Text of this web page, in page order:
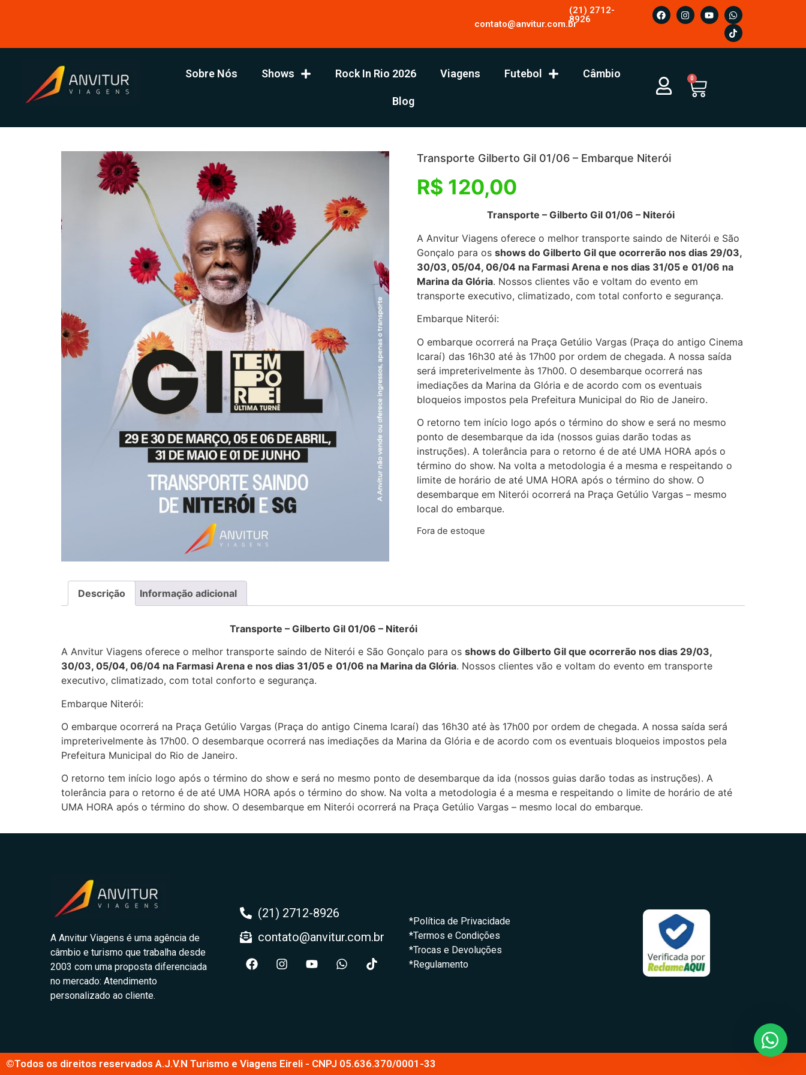
contato@anvitur.com.br
(21) 2712-
8926
Sobre Nós Shows Rock In Rio 2026 Viagens Futebol Câmbio
Blog
0
Transporte Gilberto Gil 01/06 – Embarque Niterói
R$ 120,00
Transporte – Gilberto Gil 01/06 – Niterói
A Anvitur Viagens oferece o melhor transporte saindo de Niterói e São
Gonçalo para os shows do Gilberto Gil que ocorrerão nos dias 29/03,
30/03, 05/04, 06/04 na Farmasi Arena e nos dias 31/05 e 01/06 na
Marina da Glória. Nossos clientes vão e voltam do evento em
transporte executivo, climatizado, com total conforto e segurança.
Embarque Niterói:
O embarque ocorrerá na Praça Getúlio Vargas (Praça do antigo Cinema
Icaraí) das 16h30 até às 17h00 por ordem de chegada. A nossa saída
será impreterivelmente às 17h00. O desembarque ocorrerá nas
imediações da Marina da Glória e de acordo com os eventuais
bloqueios impostos pela Prefeitura Municipal do Rio de Janeiro.
O retorno tem início logo após o término do show e será no mesmo
ponto de desembarque da ida (nossos guias darão todas as
instruções). A tolerância para o retorno é de até UMA HORA após o
término do show. Na volta a metodologia é a mesma e respeitando o
limite de horário de até UMA HORA após o término do show. O
desembarque em Niterói ocorrerá na Praça Getúlio Vargas – mesmo
local do embarque.
Fora de estoque
Descrição Informação adicional
Transporte – Gilberto Gil 01/06 – Niterói
A Anvitur Viagens oferece o melhor transporte saindo de Niterói e São Gonçalo para os shows do Gilberto Gil que ocorrerão nos dias 29/03,
30/03, 05/04, 06/04 na Farmasi Arena e nos dias 31/05 e 01/06 na Marina da Glória. Nossos clientes vão e voltam do evento em transporte
executivo, climatizado, com total conforto e segurança.
Embarque Niterói:
O embarque ocorrerá na Praça Getúlio Vargas (Praça do antigo Cinema Icaraí) das 16h30 até às 17h00 por ordem de chegada. A nossa saída será
impreterivelmente às 17h00. O desembarque ocorrerá nas imediações da Marina da Glória e de acordo com os eventuais bloqueios impostos pela
Prefeitura Municipal do Rio de Janeiro.
O retorno tem início logo após o término do show e será no mesmo ponto de desembarque da ida (nossos guias darão todas as instruções). A
tolerância para o retorno é de até UMA HORA após o término do show. Na volta a metodologia é a mesma e respeitando o limite de horário de até
UMA HORA após o término do show. O desembarque em Niterói ocorrerá na Praça Getúlio Vargas – mesmo local do embarque.
A Anvitur Viagens é uma agência de
câmbio e turismo que trabalha desde
2003 com uma proposta diferenciada
no mercado: Atendimento
personalizado ao cliente.
(21) 2712-8926
contato@anvitur.com.br
*Política de Privacidade
*Termos e Condições
*Trocas e Devoluções
*Regulamento
©Todos os direitos reservados A.J.V.N Turismo e Viagens Eireli - CNPJ 05.636.370/0001-33